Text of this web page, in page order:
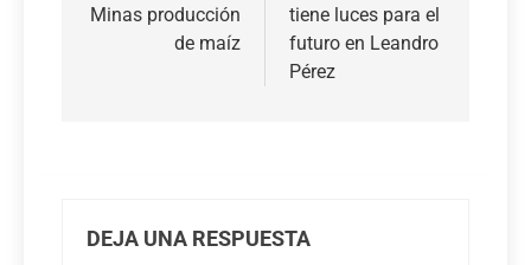
entradas
Minas producción
de maíz
tiene luces para el
futuro en Leandro
Pérez
DEJA UNA RESPUESTA